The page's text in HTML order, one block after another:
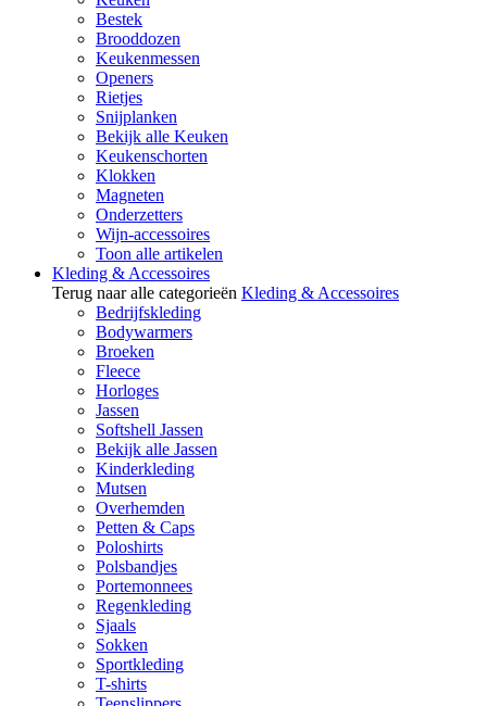
Bestek
Brooddozen
Keukenmessen
Openers
Rietjes
Snijplanken
Bekijk alle Keuken
Keukenschorten
Klokken
Magneten
Onderzetters
Wijn-accessoires
Toon alle artikelen
Kleding & Accessoires
Terug naar alle categorieën Kleding & Accessoires
Bedrijfskleding
Bodywarmers
Broeken
Fleece
Horloges
Jassen
Softshell Jassen
Bekijk alle Jassen
Kinderkleding
Mutsen
Overhemden
Petten & Caps
Poloshirts
Polsbandjes
Portemonnees
Regenkleding
Sjaals
Sokken
Sportkleding
T-shirts